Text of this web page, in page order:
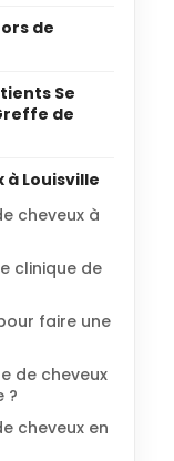
de
Se
de
à Louisville
cheveux à
clinique de
faire une
de cheveux
?
cheveux en